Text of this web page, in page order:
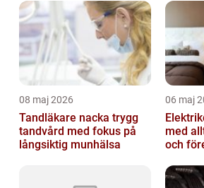
08 maj 2026
Tandläkare nacka trygg
tandvård med fokus på
långsiktig munhälsa
06 maj
med
och